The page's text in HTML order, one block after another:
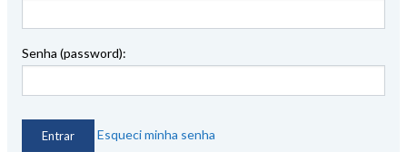
Senha (password):
Esqueci minha senha